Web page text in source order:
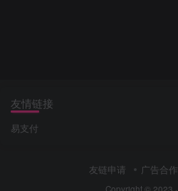
友情链接
易支付
友链申请 广告合作